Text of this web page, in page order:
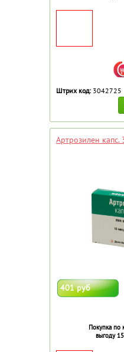
Штрих код: 3042725
Артрозилен
401 руб
Покупка по
выгоду